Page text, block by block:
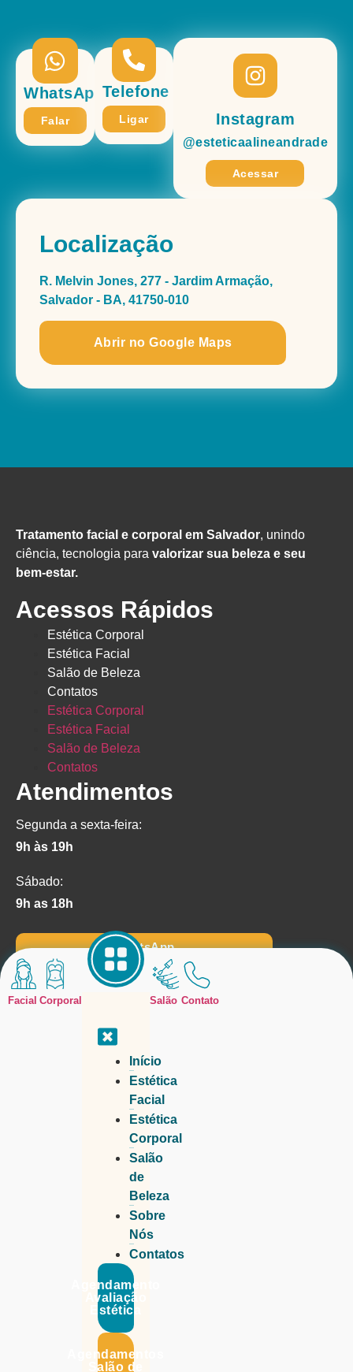
WhatsApp
Falar
Telefone
Ligar Instagram
@esteticaalineandrade
Acessar
Localização
R. Melvin Jones, 277 - Jardim Armação,
Salvador - BA, 41750-010
Abrir no Google Maps
Tratamento facial e corporal em Salvador, unindo
ciência, tecnologia para valorizar sua beleza e seu
bem-estar.
Acessos Rápidos
Estética Corporal
Estética Facial
Salão de Beleza
Contatos
Estética Corporal
Estética Facial
Salão de Beleza
Contatos
Atendimentos
Segunda a sexta-feira:
9h às 19h
Sábado:
9h as 18h
WhatsApp
Siga-Nos
@esteticaalineandrade
Facial Corporal
Início
Estética
Facial
Estética
Corporal
Salão
de
Beleza
Sobre
Nós
Contatos
Agendamento
Avaliação
Estética
Agendamentos
Salão de
Salão Contato